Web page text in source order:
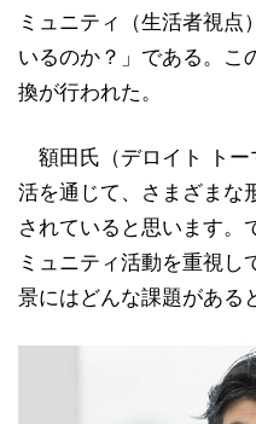
ミュニティ（生活者視点
いるのか？」である。こ
換が行われた。
額田氏（デロイト トー
活を通じて、さまざまな
されていると思います。
ミュニティ活動を重視し
景にはどんな課題がある